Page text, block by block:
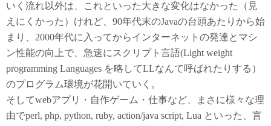
いく流れ以外は、これといった大きな変化はなかった（見
えにくかった）けれど、90年代末のJavaの台頭あたりから始
まり、2000年代に入ってからインターネットの発達とマシ
ン性能の向上で、急速にスクリプト言語(Light weight
programming Languages を略してLLなんて呼ばれたりする）
のプログラム環境が花開いていく。
そしてwebアプリ・自作ゲーム・仕事など、まさに様々な理
由でperl, php, python, ruby, action/java script, Lua といった、言